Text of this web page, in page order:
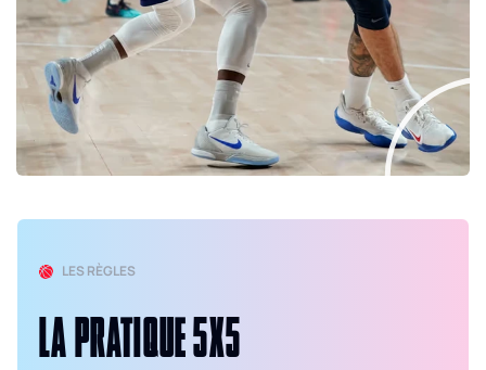
LES RÈGLES
LA PRATIQUE 5X5